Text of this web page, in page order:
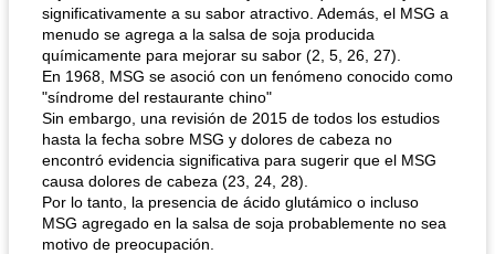
significativamente a su sabor atractivo. Además, el MSG a
menudo se agrega a la salsa de soja producida
químicamente para mejorar su sabor (2, 5, 26, 27).
En 1968, MSG se asoció con un fenómeno conocido como
"síndrome del restaurante chino"
Sin embargo, una revisión de 2015 de todos los estudios
hasta la fecha sobre MSG y dolores de cabeza no
encontró evidencia significativa para sugerir que el MSG
causa dolores de cabeza (23, 24, 28).
Por lo tanto, la presencia de ácido glutámico o incluso
MSG agregado en la salsa de soja probablemente no sea
motivo de preocupación.